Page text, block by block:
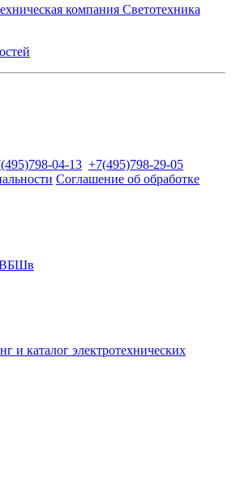
04-13 +7(495)798-29-05
Соглашение об обработке
ВБШв